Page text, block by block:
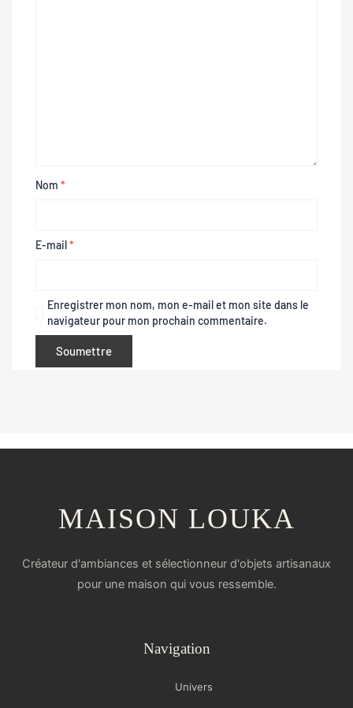
Nom *
E-mail*
Enregistrer mon nom, mon e-mail et mon site dans le
navigateur pour mon prochain commentaire.
MAISON LOUKA
Créateur d'ambiances et sélectionneur d'objets artisanaux
pour une maison qui vous ressemble.
Navigation
Univers